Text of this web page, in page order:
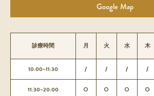
Google Map
診療時間 月 火 水 木
10:00~11:30 / / / /
11:30~20:00 ○ ○ ○ ○